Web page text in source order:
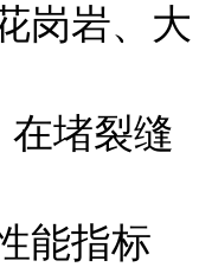
岗岩、大
堵裂缝
能指标